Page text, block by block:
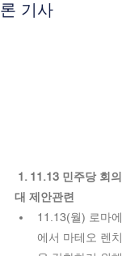
론 기사
1. 11.13 민주당 회
대 제안관련
11.13(월) 로마
에서 마테오 렌